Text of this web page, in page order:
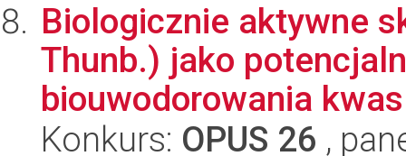
Biologicznie aktywne
Thunb.) jako
biouwodorowania
Konkurs: OPUS 26 ,